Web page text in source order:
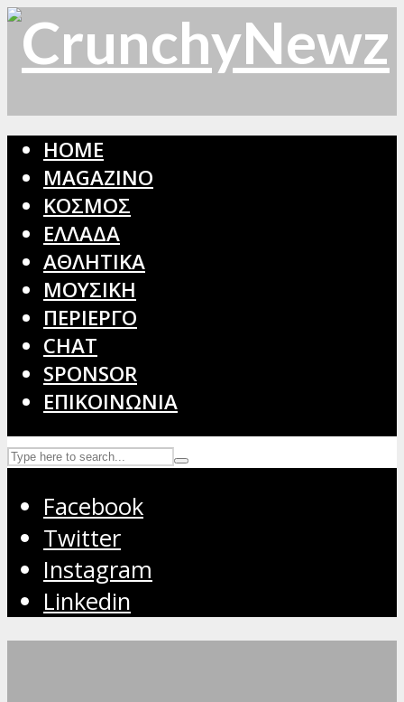
HOME
MAGAZINO
ΚΟΣΜΟΣ
ΕΛΛΑΔΑ
ΑΘΛΗΤΙΚΑ
ΜΟΥΣΙΚΗ
ΠΕΡΙΕΡΓΟ
CHAT
SPONSOR
ΕΠΙΚΟΙΝΩΝΙΑ
Facebook
Twitter
Instagram
Linkedin